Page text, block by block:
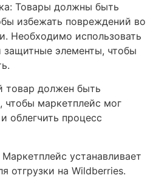
Товары должны быть
избежать повреждений во
Необходимо использовать
элементы, чтобы
товар должен быть
чтобы маркетплейс мог
облегчить процесс
устанавливает
отгрузки на Wildberries.